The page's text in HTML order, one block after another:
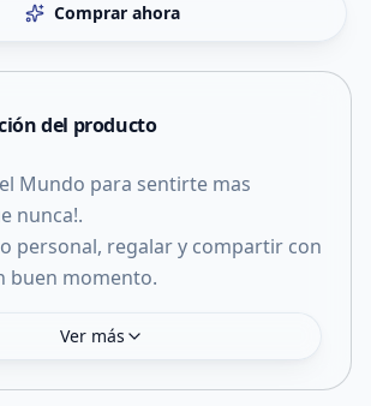
Comprar ahora
del producto
Mundo para sentirte mas
nunca!.
personal, regalar y compartir con
Ver más